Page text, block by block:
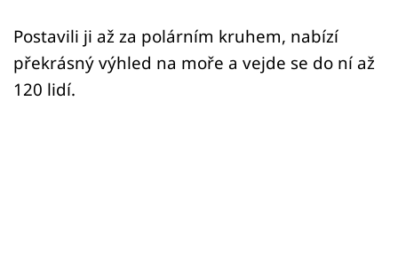
Postavili ji až za polárním kruhem, nabízí
překrásný výhled na moře a vejde se do ní až
120 lidí.